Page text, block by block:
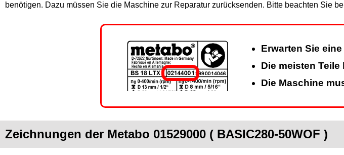
benötigen. Dazu müssen Sie die Maschine zur Reparatur zurücksenden. Bitte beachten Sie
Erwarten Sie
Die meisten Teile
Die Maschine
Zeichnungen der Metabo 01529000 ( BASIC280-50WOF )